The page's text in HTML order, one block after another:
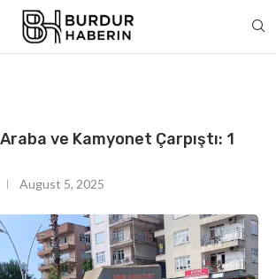
ve Kamyonet Çarpıştı: 1
August 5, 2025